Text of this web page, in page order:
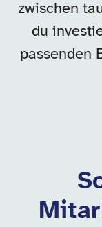
zwischen
du
passenden